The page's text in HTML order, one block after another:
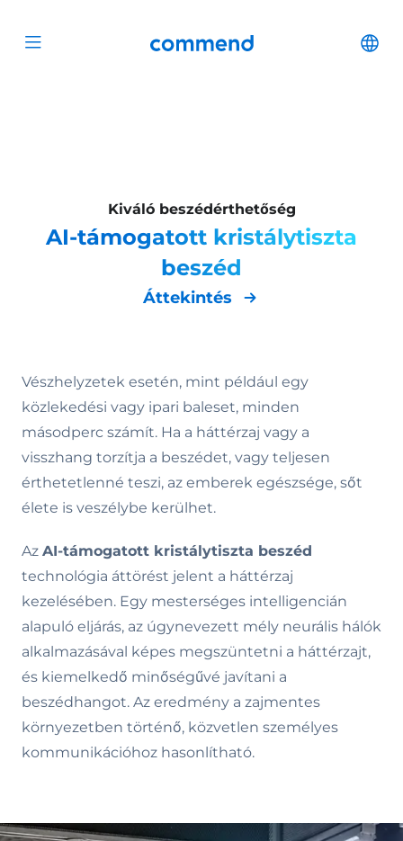
Open menu Commend
Kiváló beszédérthetőség
AI-támogatott kristálytiszta
beszéd
Áttekintés
Vészhelyzetek esetén, mint például egy
közlekedési vagy ipari baleset, minden
másodperc számít. Ha a háttérzaj vagy a
visszhang torzítja a beszédet, vagy teljesen
érthetetlenné teszi, az emberek egészsége, sőt
élete is veszélybe kerülhet.
Az AI-támogatott kristálytiszta beszéd
technológia áttörést jelent a háttérzaj
kezelésében. Egy mesterséges intelligencián
alapuló eljárás, az úgynevezett mély neurális hálók
alkalmazásával képes megszüntetni a háttérzajt,
és kiemelkedő minőségűvé javítani a
beszédhangot. Az eredmény a zajmentes
környezetben történő, közvetlen személyes
kommunikációhoz hasonlítható.